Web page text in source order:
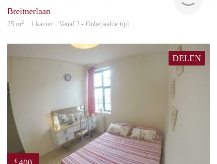
Breitnerlaan
25 m2 · 1 kamer · Vanaf ? - Onbepaalde tijd
DELEN
€